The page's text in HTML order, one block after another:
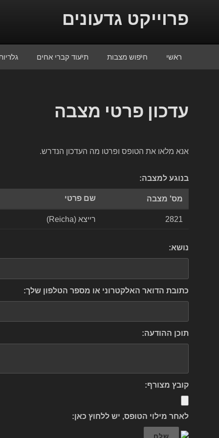
פרוייקט גדעונים
ראשי חיפוש מצבות תיעוד קברי אחים
עדכון פרטי מצבה
אנא מלאו את הטופס ופרטו מה העדכון הנדרש.
בנוגע למצבה:
מס' מצבה שם פרטי
2821 רייצא (Reicha)
נושא:
כתובת הדואר האלקטרוני או מספר הטלפון שלך:
תוכן ההודעה:
קובץ מצורף:
לאחר מילוי הטופס, יש ללחוץ כאן:
שלח